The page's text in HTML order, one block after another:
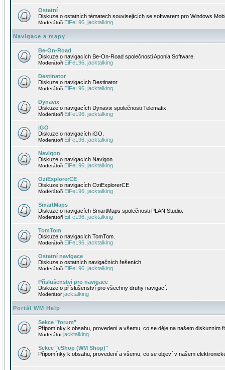
Ostatní
Diskuze o ostatních tématech souvisejících se softwarem pro Windows
Moderátoři EiFeL96 jacktalking
Navigace a mapy
Be-On-Road
Diskuze o navigacích Be-On-Road společnosti Aponia Software.
Moderátoři EiFeL96 jacktalking
Destinator
Diskuze o navigacích Destinator.
Moderátoři EiFeL96 jacktalking
Dynavix
Diskuze o navigacích Dynavix společnosti Telematix.
Moderátoři EiFeL96 jacktalking
iGO
Diskuze o navigacích iGO.
Moderátoři EiFeL96 jacktalking
Navigon
Diskuze o navigacích Navigon.
Moderátoři EiFeL96 jacktalking
OziExplorerCE
Diskuze o navigacích OziExplorerCE.
Moderátoři EiFeL96 jacktalking
SmartMaps
Diskuze o navigacích SmartMaps společnosti PLAN Studio.
Moderátoři EiFeL96 jacktalking
TomTom
Diskuze o navigacích TomTom.
Moderátoři EiFeL96 jacktalking
Ostatní navigace
Diskuze o ostatních navigačních řešeních.
Moderátoři EiFeL96 jacktalking
Příslušenství pro navigace
Diskuze o příslušenství pro všechny druhy navigací.
Moderátorjacktalking
Portál WM Help
Sekce "forum"
Připomínky k obsahu, provedení a všemu, co se děje na našem diskuzním
Moderátorjacktalking
Sekce "eShop (WM Shop)"
Připomínky k obsahu, provedení a všemu, co se objeví v našem